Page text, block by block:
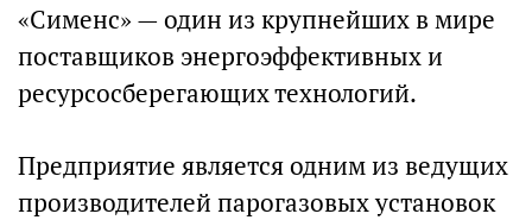
«Сименс» — один из крупнейших в мире
поставщиков энергоэффективных и
ресурсосберегающих технологий.
Предприятие является одним из ведущих
производителей парогазовых установок